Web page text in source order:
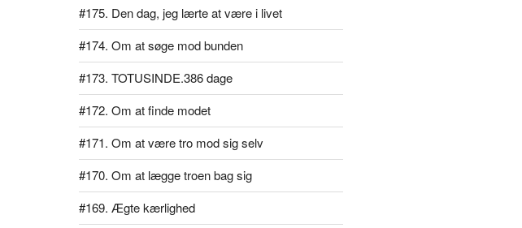
#175. Den dag, jeg lærte at være i livet
#174. Om at søge mod bunden
#173. TOTUSINDE.386 dage
#172. Om at finde modet
#171. Om at være tro mod sig selv
#170. Om at lægge troen bag sig
#169. Ægte kærlighed